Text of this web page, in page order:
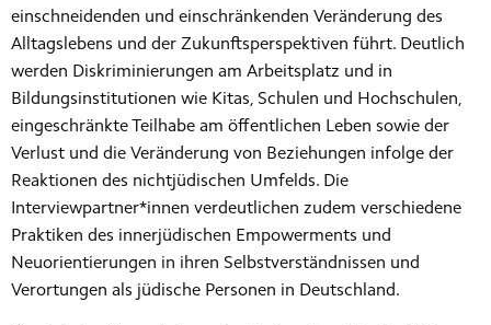
einschneidenden und einschränkenden Veränderung des
Alltagslebens und der Zukunftsperspektiven führt. Deutlich
werden Diskriminierungen am Arbeitsplatz und in
Bildungsinstitutionen wie Kitas, Schulen und Hochschulen,
eingeschränkte Teilhabe am öffentlichen Leben sowie der
Verlust und die Veränderung von Beziehungen infolge der
Reaktionen des nichtjüdischen Umfelds. Die
Interviewpartner*innen verdeutlichen zudem verschiedene
Praktiken des innerjüdischen Empowerments und
Neuorientierungen in ihren Selbstverständnissen und
Verortungen als jüdische Personen in Deutschland.